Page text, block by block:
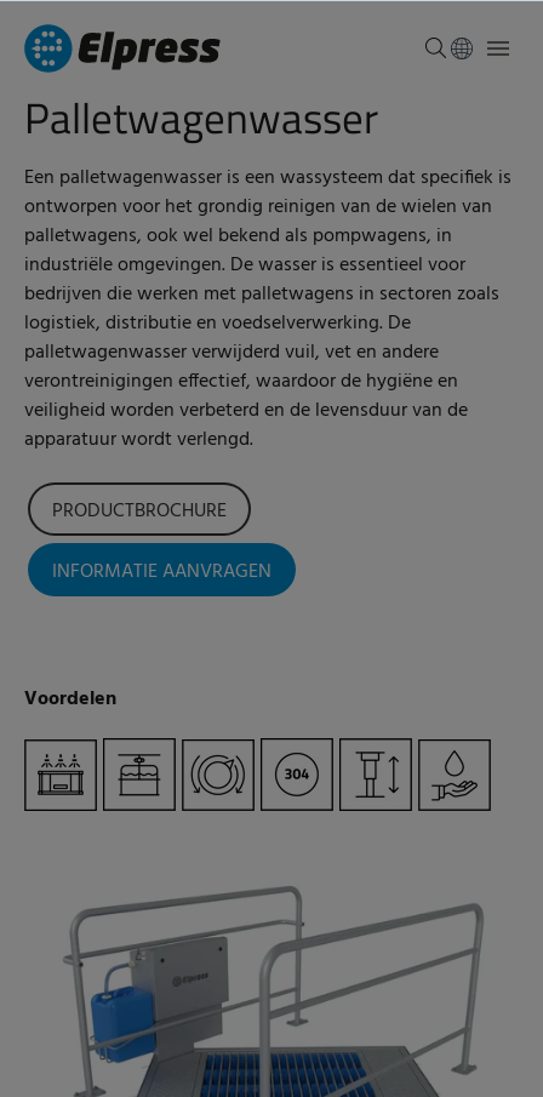
Palletwagenwasser
Een palletwagenwasser is een wassysteem dat specifiek is
ontworpen voor het grondig reinigen van de wielen van
palletwagens, ook wel bekend als pompwagens, in
industriële omgevingen. De wasser is essentieel voor
bedrijven die werken met palletwagens in sectoren zoals
logistiek, distributie en voedselverwerking. De
palletwagenwasser verwijderd vuil, vet en andere
verontreinigingen effectief, waardoor de hygiëne en
veiligheid worden verbeterd en de levensduur van de
apparatuur wordt verlengd.
PRODUCTBROCHURE
INFORMATIE AANVRAGEN
Voordelen